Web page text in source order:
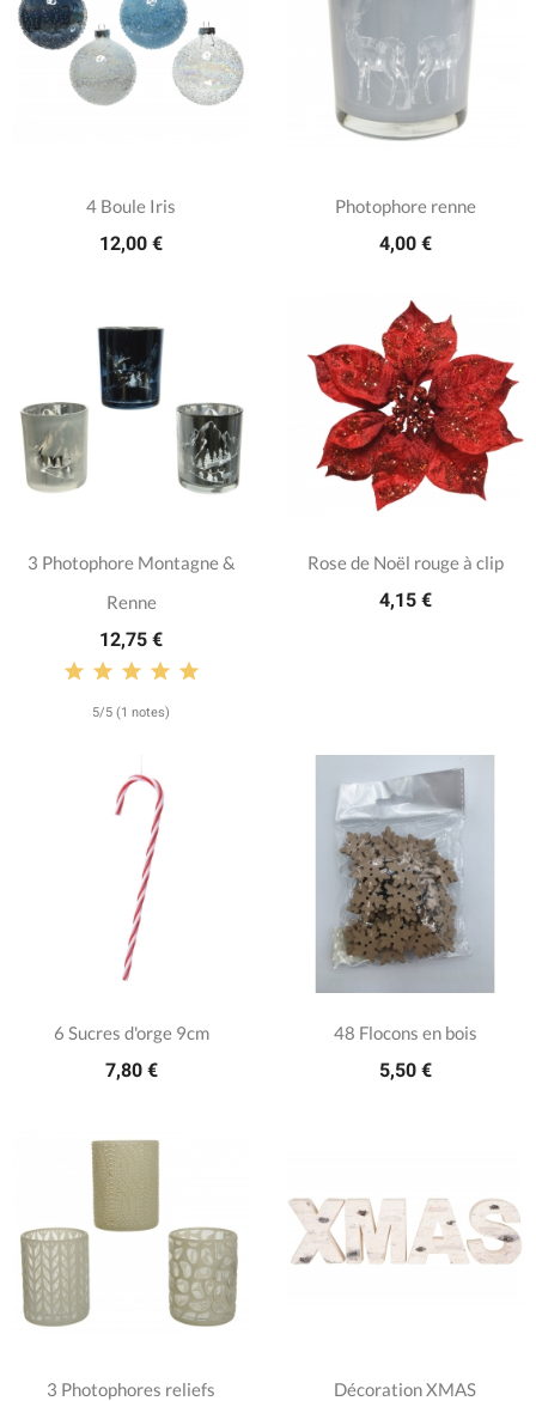
4 Boule Iris
12,00 €
Photophore renne
4,00 €
3 Photophore Montagne &
Renne
12,75 €
5/5 (1 notes)
Rose de Noël rouge à clip
4,15 €
6 Sucres d'orge 9cm
7,80 €
48 Flocons en bois
5,50 €
3 Photophores reliefs Décoration XMAS